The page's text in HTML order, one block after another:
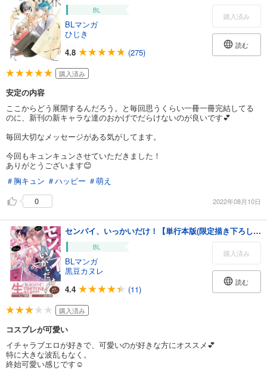
BL
BLマンガ
ひじき
4.8
(275)
購入済み
読む
購入済み
安定の内容
ここからどう展開するんだろう。と毎回思うくらい一冊一冊完結してる
のに、新刊の新キャラな達のおかげでだらけないのが良いです💕
毎回大切なメッセージがある気がしてます。
今回もキュンキュンさせていただきました！
ありがとうございます😊
＃胸キュン ＃ハッピー ＃萌え
0
2022年08月10日
センパイ、いっかいだけ！【単行本版(限定描き下ろし付き)】【修正版】
BL
BLマンガ
黒豆カヌレ
4.4
(11)
購入済み
読む
購入済み
コスプレが可愛い
イチャラブエロが好きで、可愛いのが好きな方にオススメ💕
特に大きな波乱もなく。
終始可愛い感じです☺️